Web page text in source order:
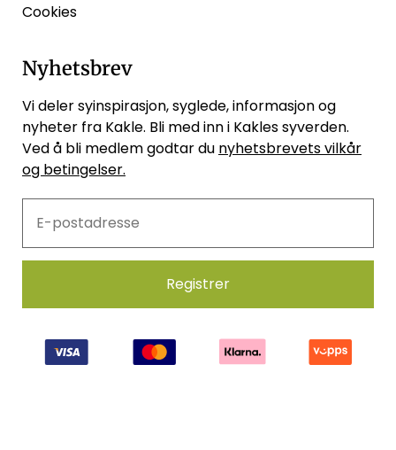
Cookies
Nyhetsbrev
Vi deler syinspirasjon, syglede, informasjon og
nyheter fra Kakle. Bli med inn i Kakles syverden.
Ved å bli medlem godtar du nyhetsbrevets vilkår
og betingelser.